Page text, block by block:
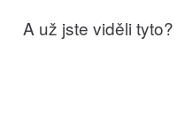
A už jste viděli tyto?